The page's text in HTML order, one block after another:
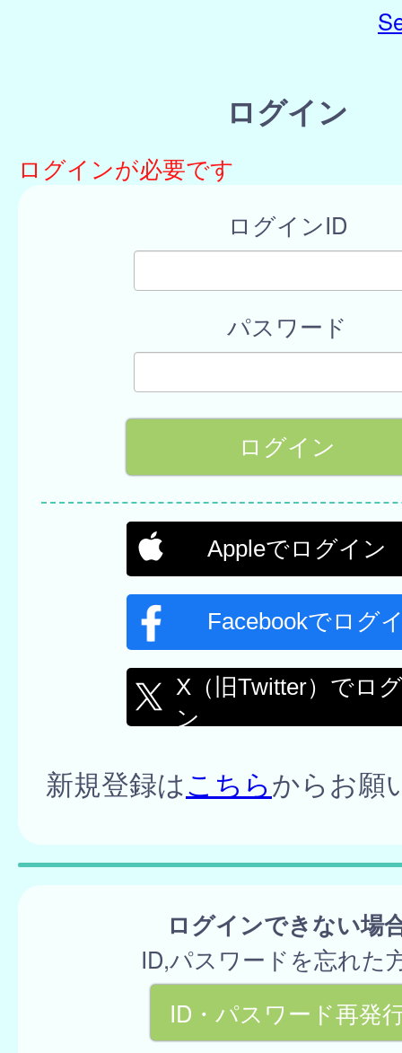
ログイン
ログインが必要です
ログインID
パスワード
Appleでログイン
Facebookでログ
X（旧Twitter）でロ
ン
新規登録はこちらからお願
ログインできない場
ID,パスワードを忘れた
ID・パスワード再発